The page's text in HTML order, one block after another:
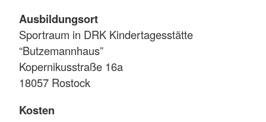
Ausbildungsort
Sportraum in DRK Kindertagesstätte
“Butzemannhaus”
Kopernikusstraße 16a
18057 Rostock
Kosten